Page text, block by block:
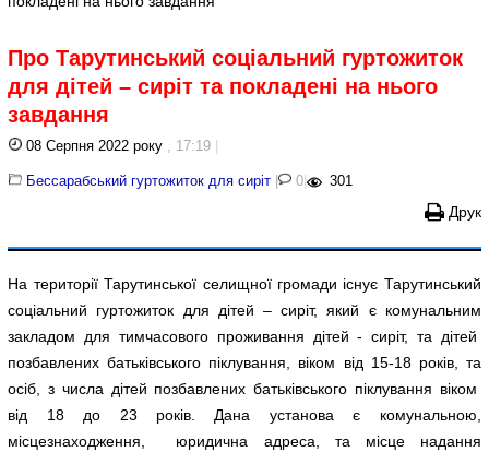
Про Тарутинський соціальний гуртожиток
для дітей – сиріт та покладені на нього
завдання
08 Серпня 2022 року , 17:19
Бессарабський гуртожиток для сиріт | 0 | 301
Друк
На території Тарутинської селищної громади існує Тарутинський
соціальний гуртожиток для дітей – сиріт, який є комунальним
закладом для тимчасового проживання дітей - сиріт, та дітей
позбавлених батьківського піклування, віком від 15-18 років, та
осіб, з числа дітей позбавлених батьківського піклування віком
від 18 до 23 років. Дана установа є комунальною,
місцезнаходження, юридична адреса, та місце надання